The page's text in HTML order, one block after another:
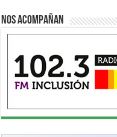
Nos acompañan